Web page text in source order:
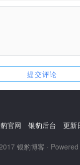
官网 银豹后台 更新
银豹博客 ·